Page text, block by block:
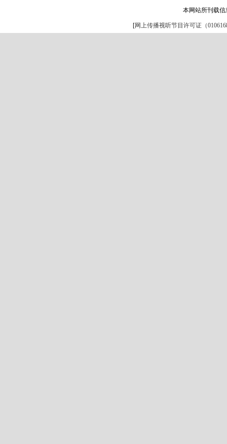
本网站所刊载
[网上传播视听节目许可证（